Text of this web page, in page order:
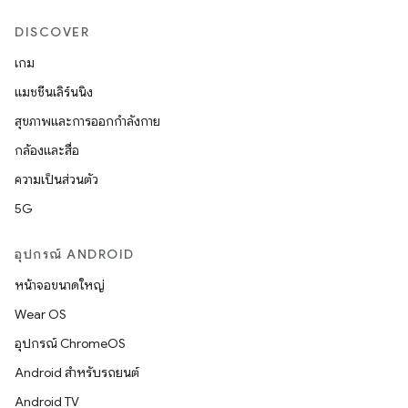
DISCOVER
เกม
แมชชีนเลิร์นนิง
สุขภาพและการออกกำลังกาย
กล้องและสื่อ
ความเป็นส่วนตัว
5G
อุปกรณ์ ANDROID
หน้าจอขนาดใหญ่
Wear OS
อุปกรณ์ ChromeOS
Android สำหรับรถยนต์
Android TV